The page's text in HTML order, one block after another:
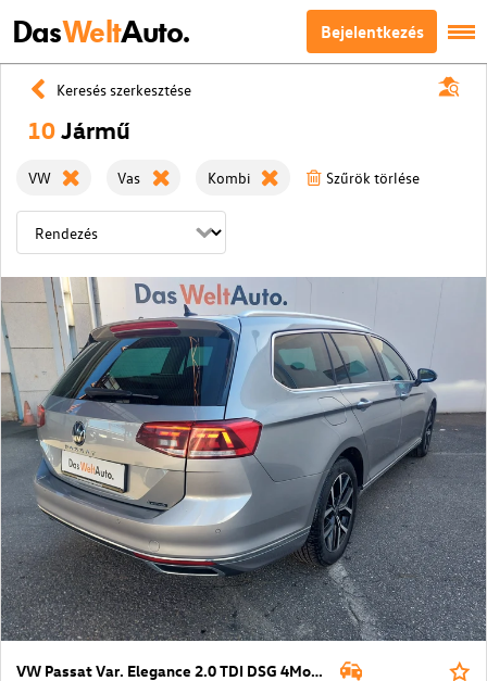
DasWeltAuto. Bejelentkezés
Keresés szerkesztése
10Jármű
VW Vas Kombi Szűrök törlése
VW Passat Var. Elegance 2.0 TDI DSG 4Motion